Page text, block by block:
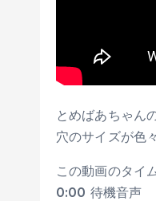
とめばあちゃん
穴のサイズが色
この動画のタイ
0:00 待機音声